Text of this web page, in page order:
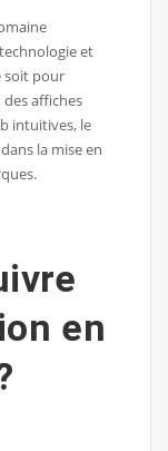
et
soit pour
affiches
intuitives, le
la mise en
en